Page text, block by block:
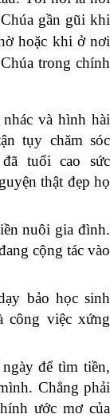
gần gũi khi
hoặc khi ở nơi
trong chính
và hình hài
tụy chăm sóc
tuổi cao sức
thật đẹp họ
nuôi gia đình.
cộng tác vào
bảo học sinh
công việc xứng
để tìm tiền,
Chẳng phải
ước mơ của